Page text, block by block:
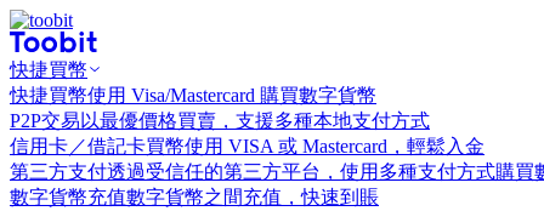
快捷買幣
快捷買幣使用 Visa/Mastercard 購買數字貨幣
P2P交易 以最優價格買賣，支援多種本地支付方式
信用卡／借記卡買幣使用 VISA 或 Mastercard，輕鬆入金
第三方支付透過受信任的第三方平台，使用多種支付方式購買
數字貨幣充值數字貨幣之間充值，快速到賬